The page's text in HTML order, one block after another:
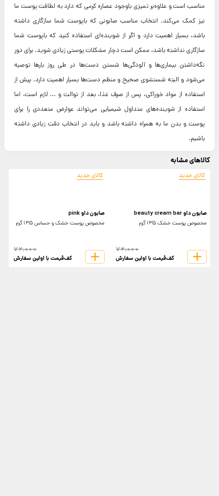
مناسب است و علاوه‌بر تمیزی باوجود عصاره کرمی که دارد به لطافت پوست ما
نیز کمک می‌کند. انتخاب مناسب صابونی که باپوست شما سازگاری داشته
باشد، بسیار اهمیت دارد و اگر از شوینده‌ای استفاده کنید که باپوست شما
سازگاری نداشته باشد، ممکن است دچار مشکلات پوستی زیادی شوید. برای دور
نگه‌داشتن بیماری‌ها و آلودگی‌ها شستن دست‌ها در طی روز بارها توصیه
می‌شود و البته شستشوی صحیح و منظم دست‌ها بسیار اهمیت دارد. پیش از
استفاده از مواد خوراکی، پس از صرف غذا، بعد از توالت و ... لازم است، اما
استفاده از شوینده‌های متداول شیمیایی می‌تواند عوارض متعددی را برای
پوست و بدن ما به همراه داشته باشد و باید در انتخاب دقت زیادی داشته
باشیم.
کالاهای مشابه
کالای جدید
صابون داو beauty cream bar
مخصوص پوست خشک 135گرم
72,000
کف‌قیمت با اولین سفارش
کالای جدید
صابون داو pink
مخصوص پوست خشک و حساس 135گرم
72,000
کف‌قیمت با اولین سفارش